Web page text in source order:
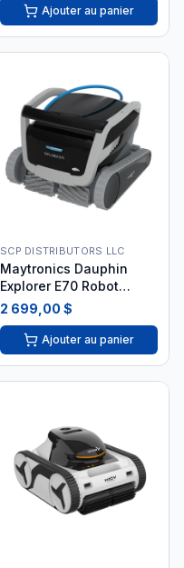
Ajouter au panier
SCP DISTRIBUTORS LLC
Maytronics Dauphin
Explorer E70 Robot
Nettoyeur
2 699,00 $
Ajouter au panier